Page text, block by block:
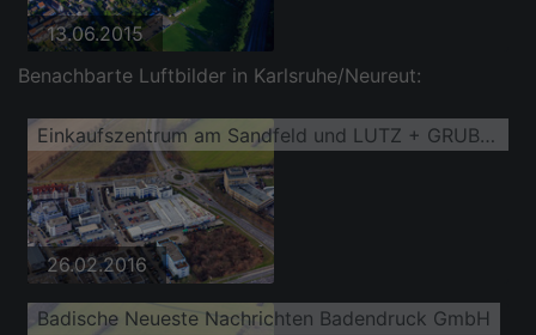
13.06.2015
Benachbarte Luftbilder in Karlsruhe/Neureut:
Einkaufszentrum am Sandfeld und LUTZ + GRUB ACADEMY GmbH
26.02.2016
Badische Neueste Nachrichten Badendruck GmbH